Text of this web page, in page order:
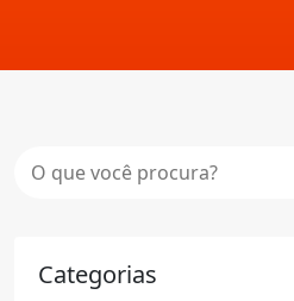
Categorias